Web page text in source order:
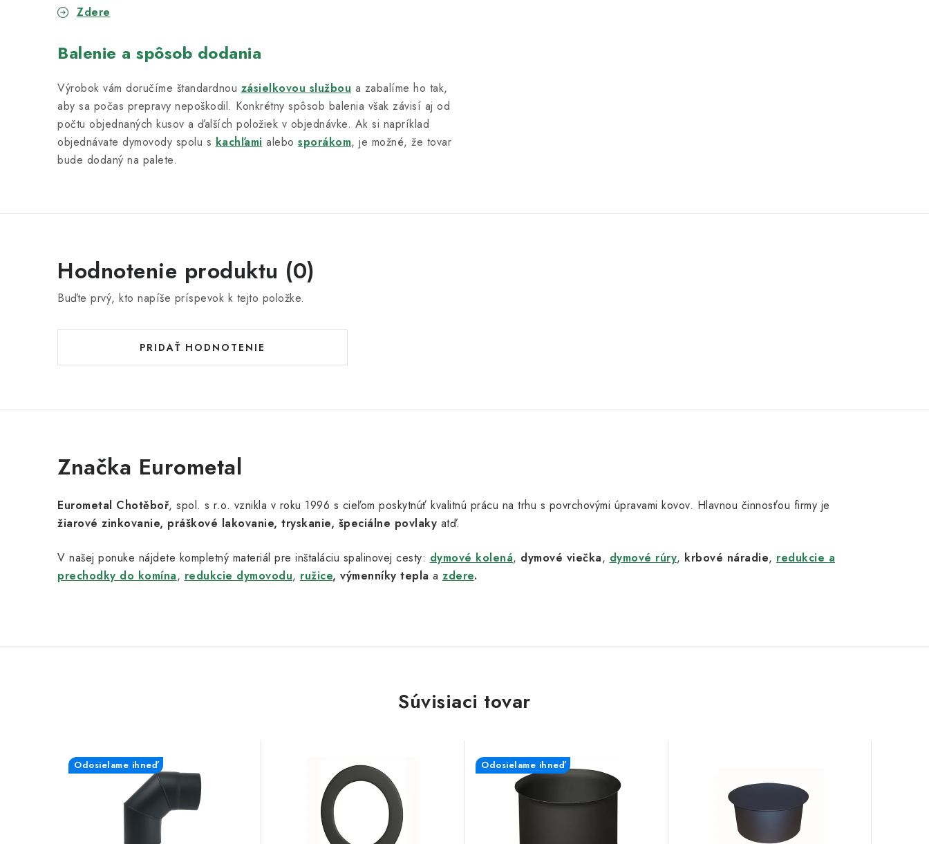
Zdere
Balenie a spôsob dodania
Výrobok vám doručíme štandardnou zásielkovou službou a zabalíme ho tak,
aby sa počas prepravy nepoškodil. Konkrétny spôsob balenia však závisí aj od
počtu objednaných kusov a ďalších položiek v objednávke. Ak si napríklad
objednávate dymovody spolu s kachľami alebo sporákom, je možné, že tovar
bude dodaný na palete.
Hodnotenie produktu (0)
Buďte prvý, kto napíše príspevok k tejto položke.
PRIDAŤ HODNOTENIE
Značka Eurometal
Eurometal Chotěboř, spol. s r.o. vznikla v roku 1996 s cieľom poskytnúť kvalitnú prácu na trhu s povrchovými úpravami kovov. Hlavnou činnosťou firmy je
žiarové zinkovanie, práškové lakovanie, tryskanie, špeciálne povlaky atď.
V našej ponuke nájdete kompletný materiál pre inštaláciu spalinovej cesty: dymové kolená, dymové viečka, dymové rúry, krbové náradie, redukcie a
prechodky do komína, redukcie dymovodu, ružice, výmenníky tepla a zdere.
Súvisiaci tovar
Odosielame ihneď Odosielame ihneď